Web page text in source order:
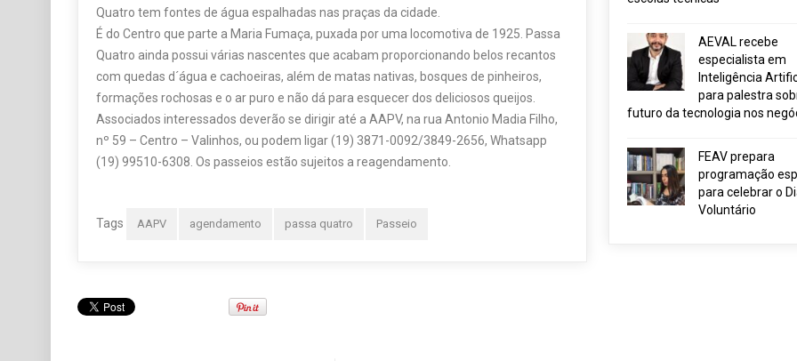
Quatro tem fontes de água espalhadas nas praças da cidade.
É do Centro que parte a Maria Fumaça, puxada por uma locomotiva de 1925. Passa
Quatro ainda possui várias nascentes que acabam proporcionando belos recantos
com quedas d´água e cachoeiras, além de matas nativas, bosques de pinheiros,
formações rochosas e o ar puro e não dá para esquecer dos deliciosos queijos.
Associados interessados deverão se dirigir até a AAPV, na rua Antonio Madia Filho,
nº 59 – Centro – Valinhos, ou podem ligar (19) 3871-0092/3849-2656, Whatsapp
(19) 99510-6308. Os passeios estão sujeitos a reagendamento.
Tags AAPV agendamento passa quatro Passeio
AEVAL recebe
especialista em
Inteligência
para palestra
futuro da tecnologia nos
FEAV prepara
programação
para celebrar o
Voluntário